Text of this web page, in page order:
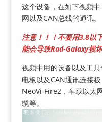
这个设备，在如下视频
网以及CAN总线的通讯。
注意！！！不要用3.8以
能会导致Rad-Galaxy损
视频中用的设备以及工
电板以及CAN通讯连接
NeoVi-Fire2，车载以太
缆等。